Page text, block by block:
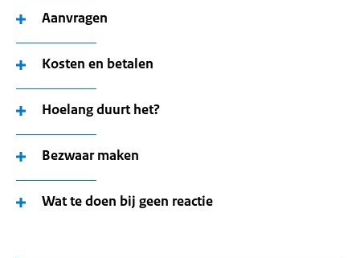
Aanvragen
Kosten en betalen
Hoelang duurt het?
Bezwaar maken
Wat te doen bij geen reactie